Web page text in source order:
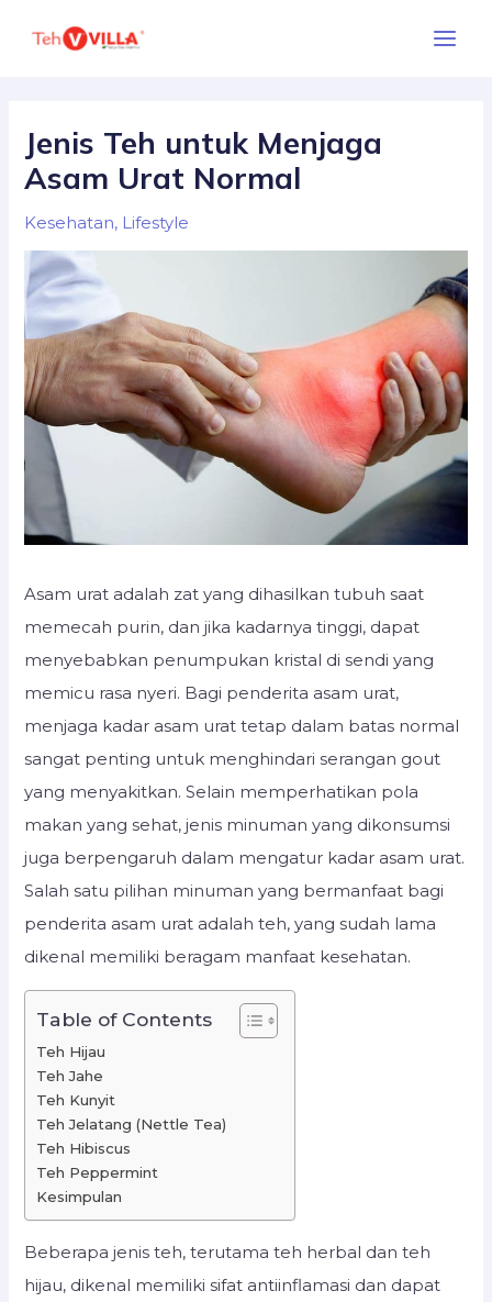
Menu
Jenis Teh untuk Menjaga
Asam Urat Normal
Kesehatan, Lifestyle
Asam urat adalah zat yang dihasilkan tubuh saat
memecah purin, dan jika kadarnya tinggi, dapat
menyebabkan penumpukan kristal di sendi yang
memicu rasa nyeri. Bagi penderita asam urat,
menjaga kadar asam urat tetap dalam batas normal
sangat penting untuk menghindari serangan gout
yang menyakitkan. Selain memperhatikan pola
makan yang sehat, jenis minuman yang dikonsumsi
juga berpengaruh dalam mengatur kadar asam urat.
Salah satu pilihan minuman yang bermanfaat bagi
penderita asam urat adalah teh, yang sudah lama
dikenal memiliki beragam manfaat kesehatan.
Table of Contents
Teh Hijau
Teh Jahe
Teh Kunyit
Teh Jelatang (Nettle Tea)
Teh Hibiscus
Teh Peppermint
Kesimpulan
Beberapa jenis teh, terutama teh herbal dan teh
hijau, dikenal memiliki sifat antiinflamasi dan dapat